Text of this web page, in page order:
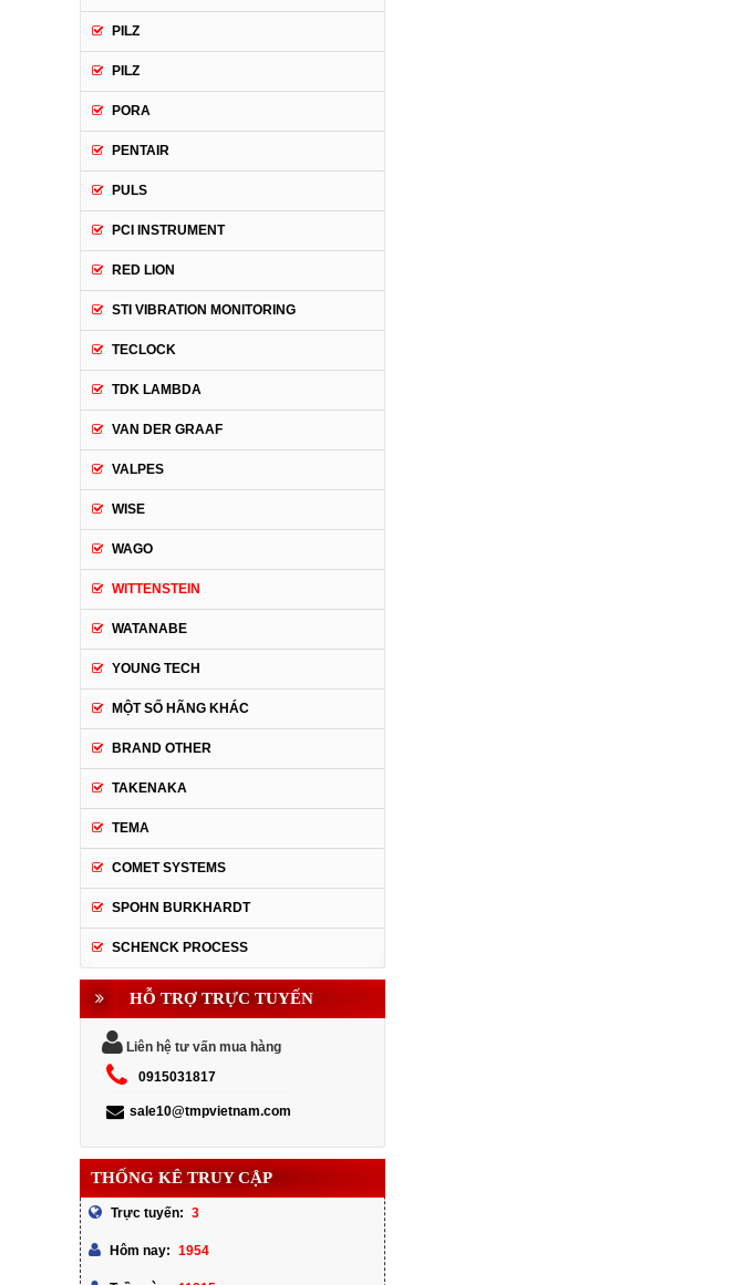
PILZ
PILZ
PORA
PENTAIR
PULS
PCI INSTRUMENT
RED LION
STI VIBRATION MONITORING
TECLOCK
TDK LAMBDA
VAN DER GRAAF
VALPES
WISE
WAGO
WITTENSTEIN
WATANABE
YOUNG TECH
MỘT SỐ HÃNG KHÁC
BRAND OTHER
TAKENAKA
TEMA
COMET SYSTEMS
SPOHN BURKHARDT
SCHENCK PROCESS
HỖ TRỢ TRỰC TUYẾN
Liên hệ tư vấn mua hàng
0915031817
sale10@tmpvietnam.com
THỐNG KÊ TRUY CẬP
Trực tuyến: 3
Hôm nay: 1954